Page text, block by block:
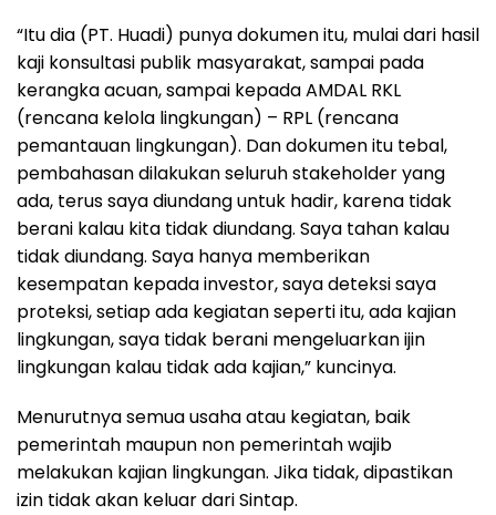
“Itu dia (PT. Huadi) punya dokumen itu, mulai dari hasil
kaji konsultasi publik masyarakat, sampai pada
kerangka acuan, sampai kepada AMDAL RKL
(rencana kelola lingkungan) – RPL (rencana
pemantauan lingkungan). Dan dokumen itu tebal,
pembahasan dilakukan seluruh stakeholder yang
ada, terus saya diundang untuk hadir, karena tidak
berani kalau kita tidak diundang. Saya tahan kalau
tidak diundang. Saya hanya memberikan
kesempatan kepada investor, saya deteksi saya
proteksi, setiap ada kegiatan seperti itu, ada kajian
lingkungan, saya tidak berani mengeluarkan ijin
lingkungan kalau tidak ada kajian,” kuncinya.
Menurutnya semua usaha atau kegiatan, baik
pemerintah maupun non pemerintah wajib
melakukan kajian lingkungan. Jika tidak, dipastikan
izin tidak akan keluar dari Sintap.